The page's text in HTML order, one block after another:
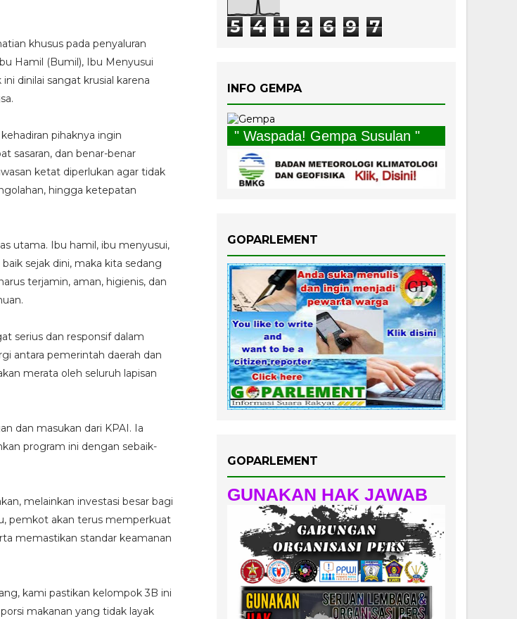
khusus pada penyaluran
Hamil (Bumil), Ibu Menyusui
dinilai sangat krusial karena
pihaknya ingin
sasaran, dan benar-benar
ketat diperlukan agar tidak
hingga ketepatan
utama. Ibu hamil, ibu menyusui,
sejak dini, maka kita sedang
terjamin, aman, higienis, dan
serius dan responsif dalam
antara pemerintah daerah dan
merata oleh seluruh lapisan
dan masukan dari KPAI. Ia
program ini dengan sebaik-
melainkan investasi besar bagi
pemkot akan terus memperkuat
memastikan standar keamanan
kami pastikan kelompok 3B ini
makanan yang tidak layak
5 4 1 2 6 9 7
INFO GEMPA
" Waspada! Gempa Susulan "
GOPARLEMENT
GOPARLEMENT
GUNAKAN HAK JAWAB